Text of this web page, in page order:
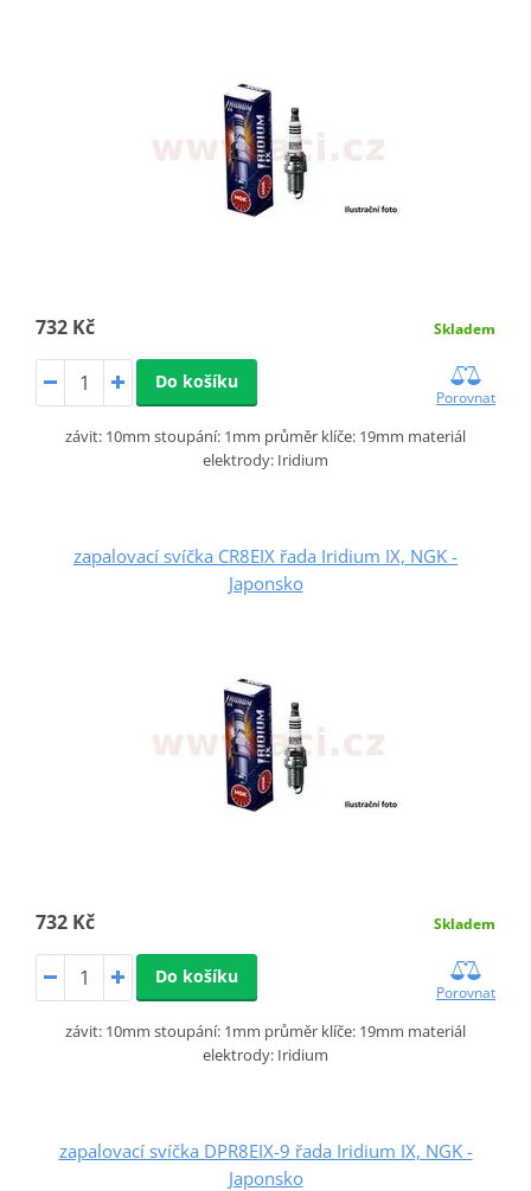
732 Kč Skladem
Do košíku
Porovnat
závit: 10mm stoupání: 1mm průměr klíče: 19mm materiál
elektrody: Iridium
zapalovací svíčka CR8EIX řada Iridium IX, NGK -
Japonsko
732 Kč Skladem
Do košíku
Porovnat
závit: 10mm stoupání: 1mm průměr klíče: 19mm materiál
elektrody: Iridium
zapalovací svíčka DPR8EIX-9 řada Iridium IX, NGK -
Japonsko